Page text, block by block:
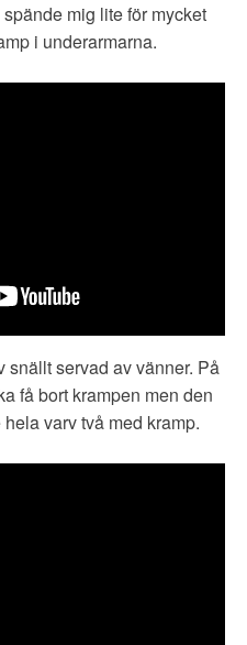
mig lite för mycket
i underarmarna.
snällt servad av vänner. På
få bort krampen men den
varv två med kramp.